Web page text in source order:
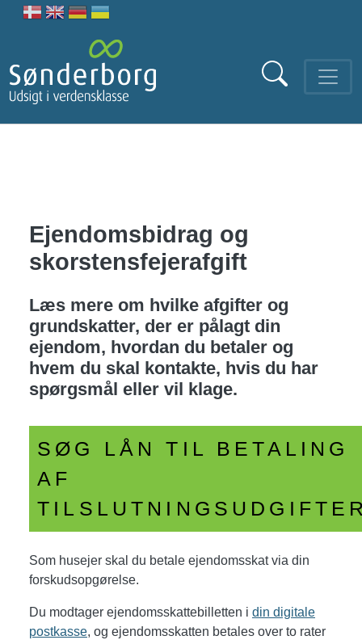
Ejendomsbidrag og
skorstensfejerafgift
Læs mere om hvilke afgifter og
grundskatter, der er pålagt din
ejendom, hvordan du betaler og
hvem du skal kontakte, hvis du har
spørgsmål eller vil klage.
SØG LÅN TIL BETALING
AF
Som husejer skal du betale ejendomsskat via din
forskudsopgørelse.
Du modtager ejendomsskattebilletten i din digitale
postkasse, og ejendomsskatten betales over to rater